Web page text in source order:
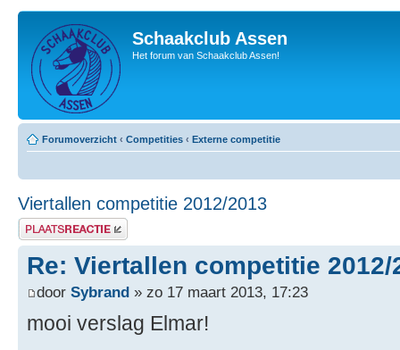
Schaakclub Assen
Het forum van Schaakclub Assen!
Forumoverzicht ‹ Competities ‹ Externe competitie
Viertallen competitie 2012/2013
Plaats een reactie
Re: Viertallen competitie 2012/
door Sybrand » zo 17 maart 2013, 17:23
mooi verslag Elmar!